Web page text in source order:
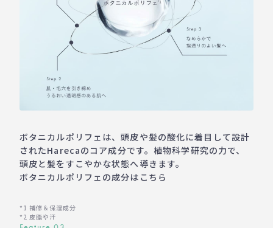
ボタニカルポリフェは、頭皮や髪の酸化に着目して設計
されたHarecaのコア成分です。植物科学研究の力で、
頭皮と髪をすこやかな状態へ導きます。
ボタニカルポリフェの成分はこちら
*1 補修＆保湿成分
*2 皮脂や汗